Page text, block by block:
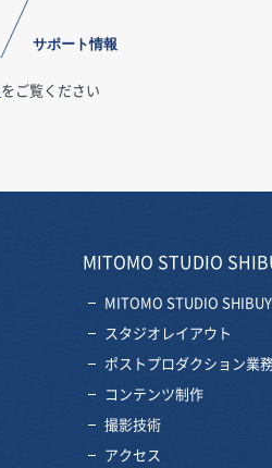
サポート情報
をご覧ください
MITOMO STUDIO
MITOMO STUDIO
スタジオレイアウト
ポストプロダクション業
コンテンツ制作
撮影技術
アクセス